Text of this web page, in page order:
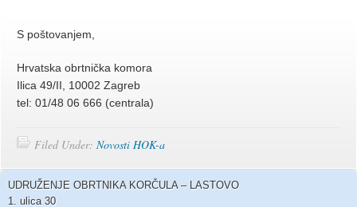
S poštovanjem,
Hrvatska obrtnička komora
Ilica 49/II, 10002 Zagreb
tel: 01/48 06 666 (centrala)
Filed Under: Novosti HOK-a
UDRUŽENJE OBRTNIKA KORČULA – LASTOVO
1. ulica 30